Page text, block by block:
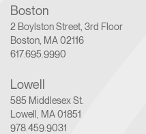
Boston
2 Boylston Street, 3rd Floor
Boston, MA 02116
617.695.9990
Lowell
585 Middlesex St.
Lowell, MA 01851
978.459.9031